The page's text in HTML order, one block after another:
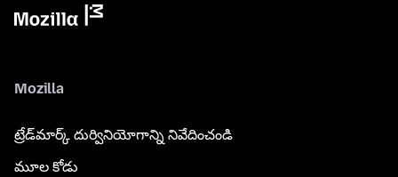
Mozilla
ట్రేడ్‌మార్క్ దుర్వినియోగాన్ని నివేదించండి
మూల కోడు